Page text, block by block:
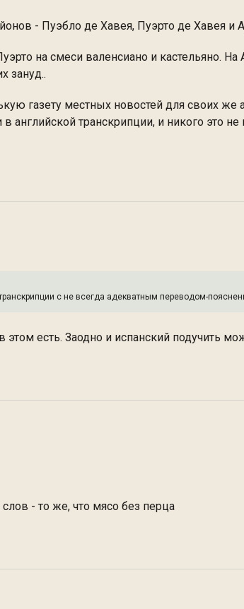
- Пуэбло де Хавея, Пуэрто де Хавея и
на смеси валенсиано и кастельяно. На
зануд..
газету местных новостей для своих же
транскрипции, и никого это
с не всегда адекватным переводом-
есть. Заодно и испанский подучить
- то же, что мясо без перца